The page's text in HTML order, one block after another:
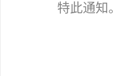
特此通知。